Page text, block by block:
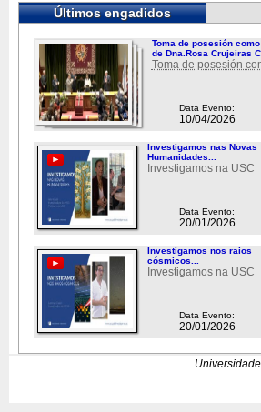
Últimos engadidos
Toma de posesión
de Dna.Rosa Crujeiras
Toma de posesión
Data Evento:
10/04/2026
Investigamos nas Novas
Humanidades...
Investigamos na USC
Data Evento:
20/01/2026
Investigamos nos raios
cósmicos...
Investigamos na USC
Data Evento:
20/01/2026